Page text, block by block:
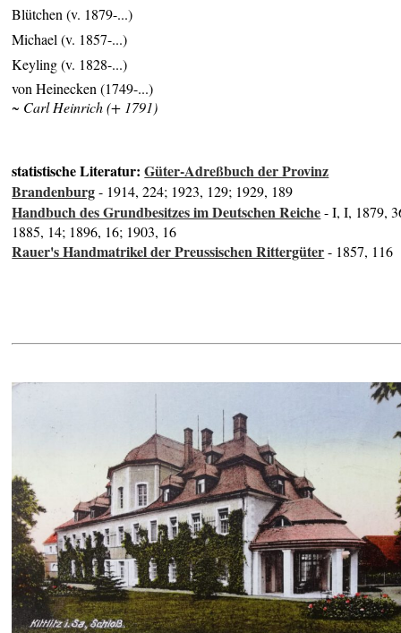
Blütchen (v. 1879-...)
Michael (v. 1857-...)
Keyling (v. 1828-...)
von Heinecken (1749-...)
~ Carl Heinrich (+ 1791)
statistische Literatur:Güter-Adreßbuch der Provinz
Brandenburg- 1914, 224; 1923, 129; 1929, 189
Handbuch des Grundbesitzes im Deutschen Reiche- I, I, 1879,
1885, 14; 1896, 16; 1903, 16
Rauer's Handmatrikel der Preussischen Rittergüter- 1857, 116